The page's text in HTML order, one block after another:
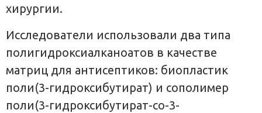
хирургии.
Исследователи использовали два типа
полигидроксиалканоатов в качестве
матриц для антисептиков: биопластик
поли(3-гидроксибутират) и сополимер
поли(3-гидроксибутират-со-3-